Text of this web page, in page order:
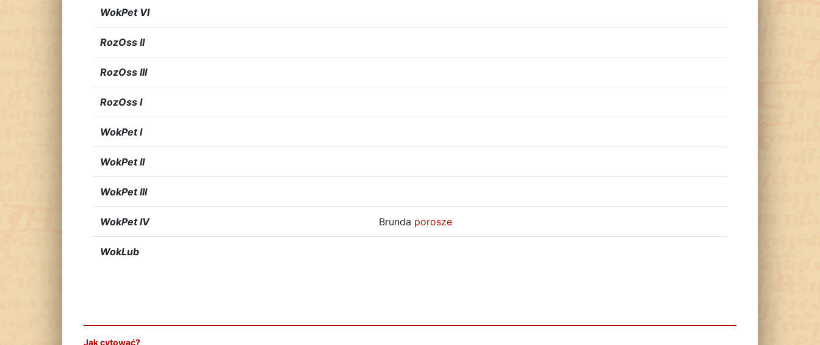
WokPet VI
RozOss II
RozOss III
RozOss I
WokPet I
WokPet II
WokPet III
WokPet IV Brunda porosze
WokLub
Jak cytować?